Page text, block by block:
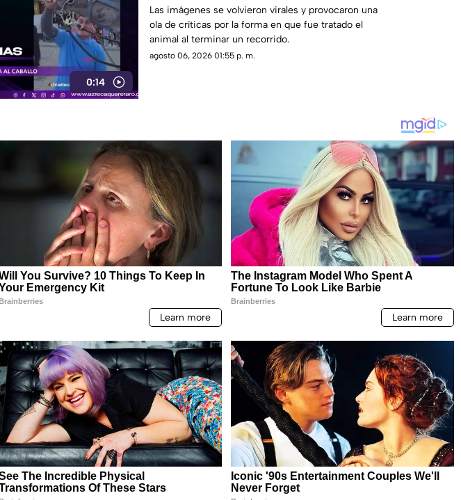
0:14
reaccionó el animal
Las imágenes se volvieron virales y provocaron una
ola de críticas por la forma en que fue tratado el
animal al terminar un recorrido.
agosto 06, 2026 01:55 p. m.